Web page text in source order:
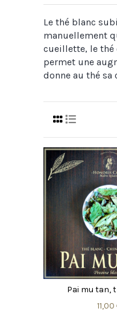
Le thé blanc
manuellement
cueillette, le thé
permet une
donne au thé
Pai mu tan,
11,00